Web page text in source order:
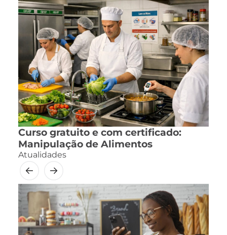
Curso gratuito e com certificado:
Manipulação de Alimentos
Atualidades